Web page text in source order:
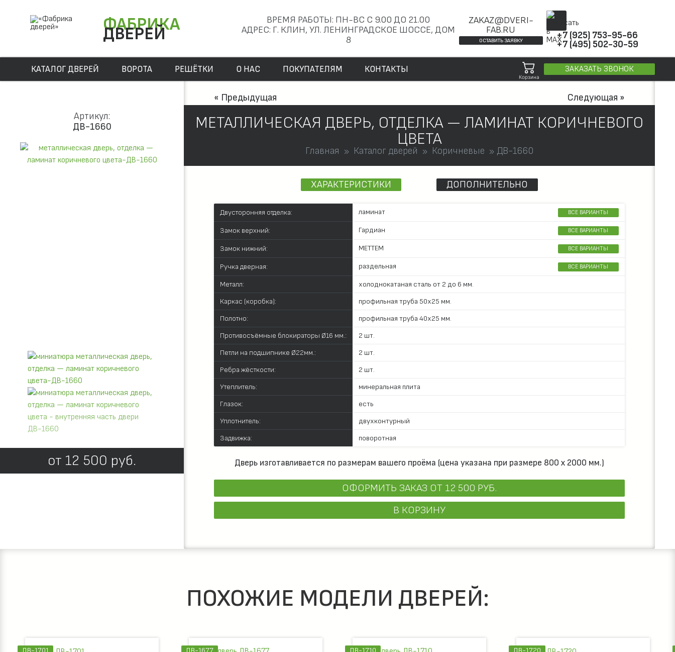
ФАБРИКА
ДВЕРЕЙ
ВРЕМЯ РАБОТЫ: ПН-ВС С 9.00 ДО 21.00
АДРЕС: Г. КЛИН, УЛ. ЛЕНИНГРАДСКОЕ ШОССЕ, ДОМ
8
ZAKAZ@DVERI-
FAB.RU
ОСТАВИТЬ ЗАЯВКУ +7 (925) 753-95-66
+7 (495) 502-30-59
КАТАЛОГ ДВЕРЕЙ ВОРОТА РЕШЁТКИ О НАС ПОКУПАТЕЛЯМ КОНТАКТЫ
Корзина
ЗАКАЗАТЬ ЗВОНОК
Артикул:
ДВ-1660
от 12 500 руб.
« Предыдущая Следующая »
МЕТАЛЛИЧЕСКАЯ ДВЕРЬ, ОТДЕЛКА — ЛАМИНАТ КОРИЧНЕВОГО
ЦВЕТА
Главная Каталог дверей Коричневые ДВ-1660
ХАРАКТЕРИСТИКИ ДОПОЛНИТЕЛЬНО
Двусторонняя отделка: ламинат ВСЕ ВАРИАНТЫ
Замок верхний: Гардиан ВСЕ ВАРИАНТЫ
Замок нижний: МЕТТЕМ ВСЕ ВАРИАНТЫ
Ручка дверная: раздельная ВСЕ ВАРИАНТЫ
Металл:
холоднокатаная сталь от 2 до 6 мм.
Каркас (коробка):
профильная труба 50х25 мм.
Полотно:
профильная труба 40х25 мм.
Противосъёмные блокираторы Ø16 мм.:
2 шт.
Петли на подшипнике Ø22мм.:
2 шт.
Ребра жёсткости:
2 шт.
Утеплитель:
минеральная плита
Глазок:
есть
Уплотнитель:
двухконтурный
Задвижка:
поворотная
Дверь изготавливается по размерам вашего проёма (цена указана при размере 800 х 2000 мм.)
ОФОРМИТЬ ЗАКАЗ ОТ 12 500 РУБ.
В КОРЗИНУ
ПОХОЖИЕ МОДЕЛИ ДВЕРЕЙ: